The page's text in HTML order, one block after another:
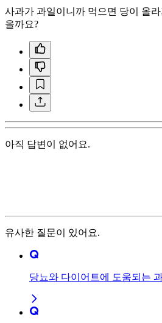
사과가 과일이니까 먹으면 당이 올
을까요?
아직 답변이 없어요.
유사한 질문이 있어요.
당뇨와 다이어트에 도움되는